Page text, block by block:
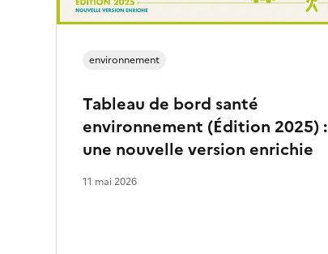
Tableau de bord santé
environnement (Édition 2025) :
une nouvelle version enrichie
environnement
11 mai 2026